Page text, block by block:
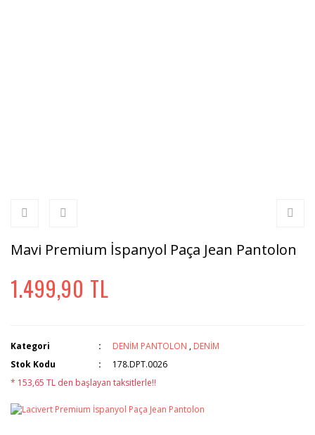
Mavi Premium İspanyol Paça Jean Pantolon
1.499,90 TL
Kategori DENİM PANTOLON , DENİM
Stok Kodu
178.DPT.0026
* 153,65 TL den başlayan taksitlerle!!